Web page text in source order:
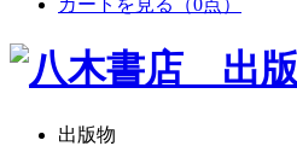
カートを見る
（0点）
出版物